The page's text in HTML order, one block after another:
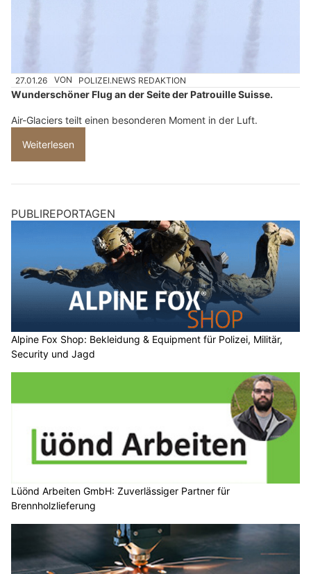
27.01.26 VON POLIZEI.NEWS REDAKTION
Wunderschöner Flug an der Seite der Patrouille Suisse.
Air-Glaciers teilt einen besonderen Moment in der Luft.
Weiterlesen
PUBLIREPORTAGEN
Alpine Fox Shop: Bekleidung & Equipment für Polizei, Militär,
Security und Jagd
Lüönd Arbeiten GmbH: Zuverlässiger Partner für
Brennholzlieferung